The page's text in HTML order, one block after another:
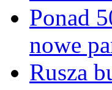
Ponad
nowe
Rusza